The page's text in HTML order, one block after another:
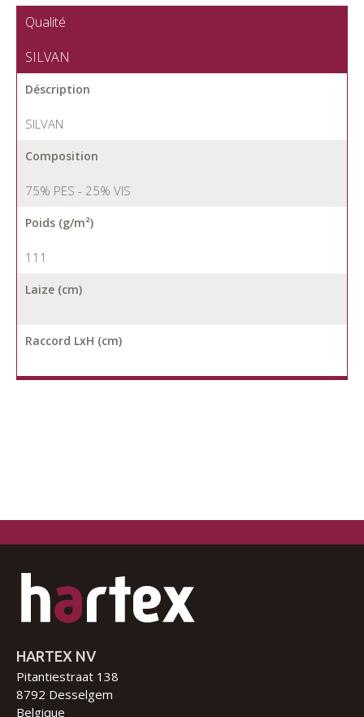
Qualité
SILVAN
Déscription
SILVAN
Composition
75% PES - 25% VIS
Poids (g/m²)
111
Laize (cm)
Raccord LxH (cm)
HARTEX NV
Pitantiestraat 138
8792 Desselgem
Belgique